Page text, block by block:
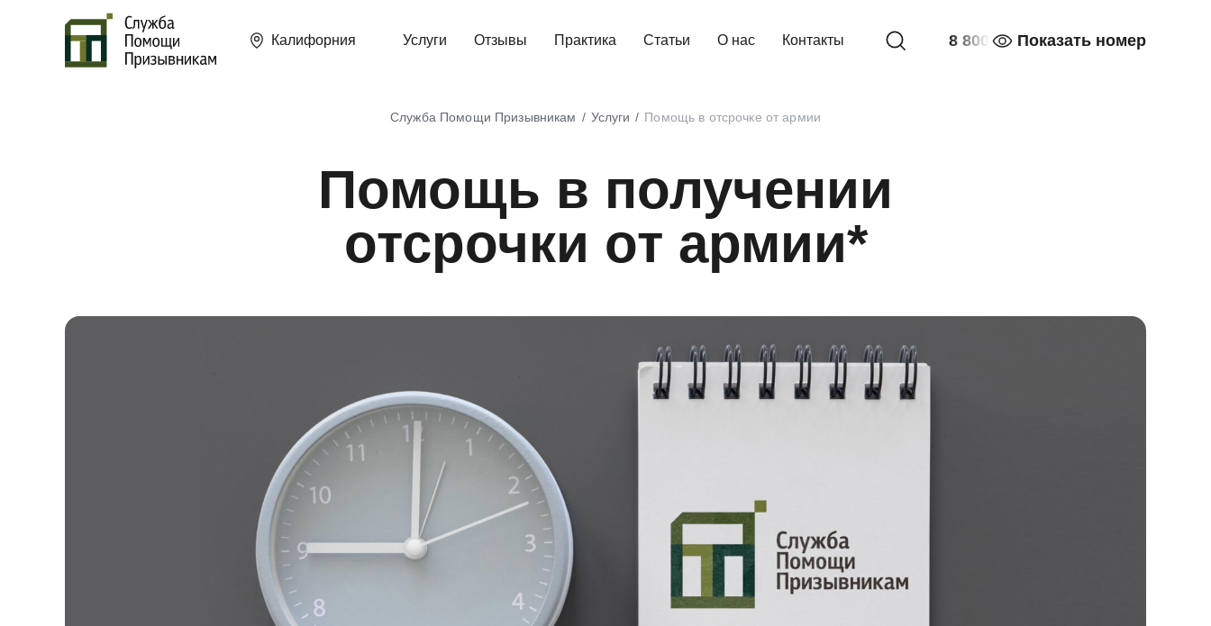
Калифорния Услуги Отзывы Практика Статьи О нас Контакты 8 800 Показать номер
Служба Помощи Призывникам Услуги Помощь в отсрочке от армии
Помощь в получении
отсрочки от армии*